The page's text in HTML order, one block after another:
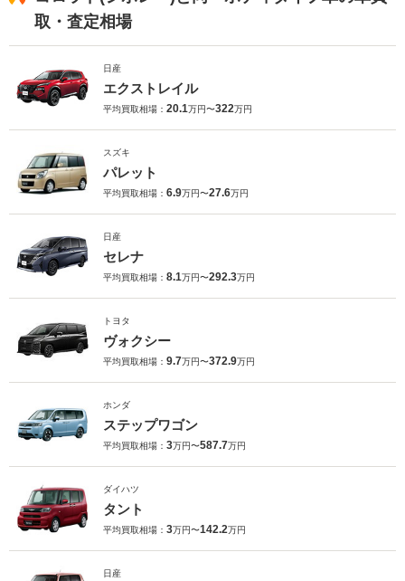
取・査定相場
日産
エクストレイル
平均買取相場： 20.1万円〜322万円
スズキ
パレット
平均買取相場： 6.9万円〜27.6万円
日産
セレナ
平均買取相場： 8.1万円〜292.3万円
トヨタ
ヴォクシー
平均買取相場： 9.7万円〜372.9万円
ホンダ
ステップワゴン
平均買取相場： 3万円〜587.7万円
ダイハツ
タント
平均買取相場： 3万円〜142.2万円
日産